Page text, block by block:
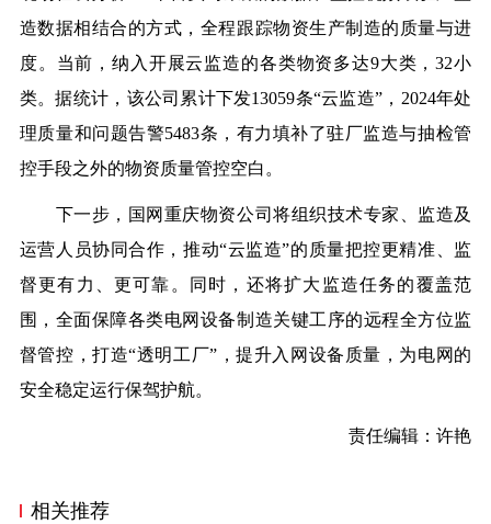
造数据相结合的方式，全程跟踪物资生产制造的质量与进
度。当前，纳入开展云监造的各类物资多达9大类，32小
类。据统计，该公司累计下发13059条“云监造”，2024年处
理质量和问题告警5483条，有力填补了驻厂监造与抽检管
控手段之外的物资质量管控空白。
下一步，国网重庆物资公司将组织技术专家、监造及
运营人员协同合作，推动“云监造”的质量把控更精准、监
督更有力、更可靠。同时，还将扩大监造任务的覆盖范
围，全面保障各类电网设备制造关键工序的远程全方位监
督管控，打造“透明工厂”，提升入网设备质量，为电网的
安全稳定运行保驾护航。
责任编辑：许艳
相关推荐